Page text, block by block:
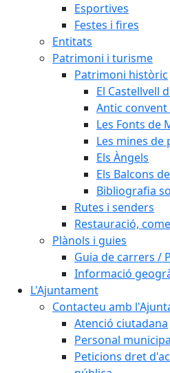
Esportives
Festes i fires
Entitats
Patrimoni i turisme
Patrimoni històric
El Castellvell
Antic
Les Fonts de
Les mines de
Els Àngels
Els Balcons
Bibliografia
Rutes i senders
Restauració,
Plànols i guies
Guia de carrers /
Informació
L'Ajuntament
Contacteu amb
Atenció ciutadana
Personal
Peticions dret